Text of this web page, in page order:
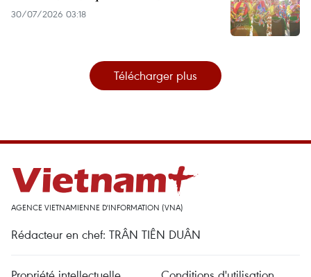
30/07/2026 03:18
Télécharger plus
AGENCE VIETNAMIENNE D'INFORMATION (VNA)
Rédacteur en chef: TRÂN TIÊN DUÂN